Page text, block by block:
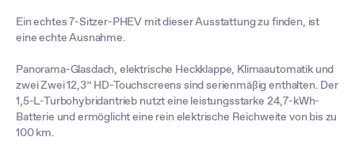
Ein echtes 7-Sitzer-PHEV mit dieser Ausstattung zu finden, ist
eine echte Ausnahme.
Panorama-Glasdach, elektrische Heckklappe, Klimaautomatik und
zwei Zwei 12,3” HD-Touchscreens sind serienmäßig enthalten. Der
1,5-L-Turbohybridantrieb nutzt eine leistungsstarke 24,7-kWh-
Batterie und ermöglicht eine rein elektrische Reichweite von bis zu
100 km.